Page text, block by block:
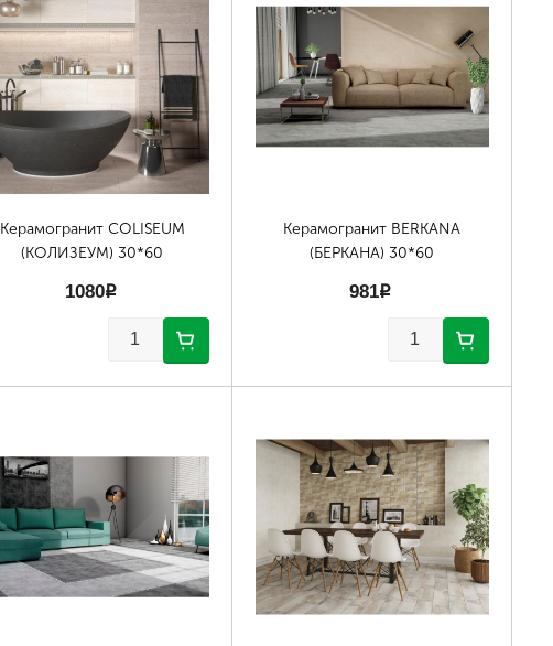
Керамогранит COLISEUM
(КОЛИЗЕУМ) 30*60
1080p
Керамогранит BERKANA
(БЕРКАНА) 30*60
981p